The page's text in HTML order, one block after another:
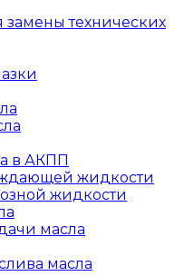
замены технических
в АКПП
жидкости
жидкости
масла
масла